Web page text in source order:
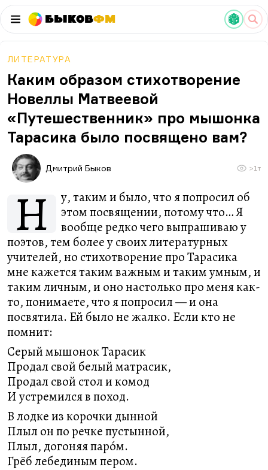
БыковФМ
ЛИТЕРАТУРА
Каким образом стихотворение
Новеллы Матвеевой
«Путешественник» про мышонка
Тарасика было посвящено вам?
Дмитрий Быков >1т
Н
у, таким и было, что я попросил об
этом посвящении, потому что… Я
вообще редко чего выпрашиваю у
поэтов, тем более у своих литературных
учителей, но стихотворение про Тарасика
мне кажется таким важным и таким умным, и
таким личным, и оно настолько про меня как-
то, понимаете, что я попросил — и она
посвятила. Ей было не жалко. Если кто не
помнит:
Серый мышонок Тарасик
Продал свой белый матрасик,
Продал свой стол и комод
И устремился в поход.
В лодке из корочки дынной
Плыл он по речке пустынной,
Плыл, догоняя парóм.
Грёб лебединым пером.